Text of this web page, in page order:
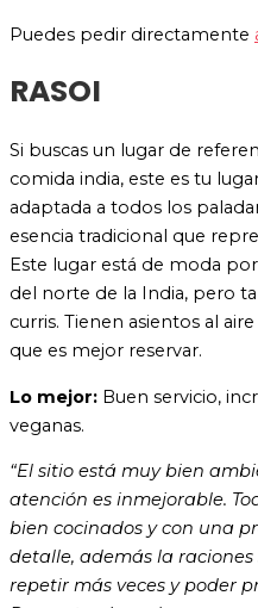
Puedes pedir directamente
RASOI
Si buscas un lugar de
comida india, este es tu
adaptada a todos los
esencia tradicional que
Este lugar está de moda
del norte de la India, pero
curris. Tienen asientos al
que es mejor reservar.
Lo mejor: Buen servicio,
veganas.
“El sitio está muy bien
atención es inmejorable.
bien cocinados y con una
detalle, además la
repetir más veces y poder